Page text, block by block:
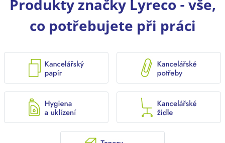
Produkty značky Lyreco - vše,
co potřebujete při práci